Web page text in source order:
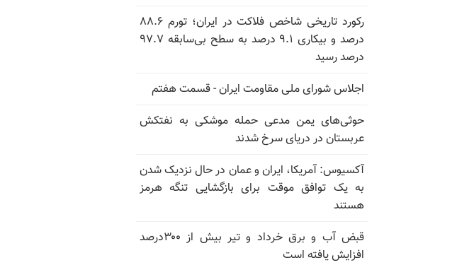
رکورد تاریخی شاخص فلاکت در ایران؛ تورم ۸۸.۶
درصد و بیکاری ۹.۱ درصد به سطح بی‌سابقه ۹۷.۷
درصد رسید
اجلاس شورای ملی مقاومت ایران - قسمت هفتم
حوثی‌های یمن مدعی حمله موشکی به نفتکش
عربستان در دریای سرخ شدند
آکسیوس: آمریکا، ایران و عمان در حال نزدیک شدن
به یک توافق موقت برای بازگشایی تنگه هرمز
هستند
قبض آب و برق خرداد و تیر بیش از ۳۰۰درصد
افزایش یافته است